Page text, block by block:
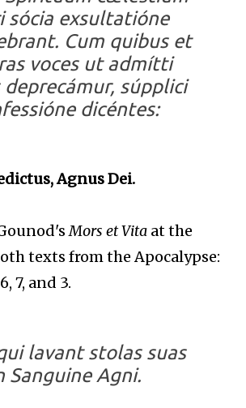
sócia exsultatióne
Cum quibus et
voces ut admítti
deprecámur, súpplici
dicéntes:
Agnus Dei.
Mors et Vita at the
texts from the Apocalypse:
7, and 3.
lavant stolas suas
Sanguine Agni.